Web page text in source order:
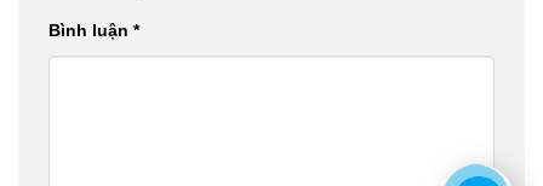
Bình luận *